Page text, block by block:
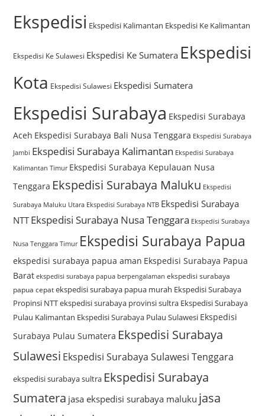
Ekspedisi Ekspedisi Kalimantan Ekspedisi Ke Kalimantan
Ekspedisi Ke Sulawesi Ekspedisi Ke Sumatera Ekspedisi
Kota Ekspedisi Sulawesi Ekspedisi Sumatera
Ekspedisi Surabaya Ekspedisi Surabaya
Aceh Ekspedisi Surabaya Bali Nusa Tenggara Ekspedisi Surabaya
Jambi Ekspedisi Surabaya Kalimantan Ekspedisi Surabaya
Kalimantan Timur Ekspedisi Surabaya Kepulauan Nusa
Tenggara Ekspedisi Surabaya Maluku Ekspedisi
Surabaya Maluku Utara Ekspedisi Surabaya NTB Ekspedisi Surabaya
NTTEkspedisi Surabaya Nusa Tenggara Ekspedisi Surabaya
Nusa Tenggara Timur Ekspedisi Surabaya Papua
ekspedisi surabaya papua aman Ekspedisi Surabaya Papua
Barat ekspedisi surabaya papua berpengalaman ekspedisi surabaya
papua cepat ekspedisi surabaya papua murah Ekspedisi Surabaya
Propinsi NTTekspedisi surabaya provinsi sultra Ekspedisi Surabaya
Pulau Kalimantan Ekspedisi Surabaya Pulau Sulawesi Ekspedisi
Surabaya Pulau Sumatera Ekspedisi Surabaya
Sulawesi Ekspedisi Surabaya Sulawesi Tenggara
ekspedisi surabaya sultra Ekspedisi Surabaya
Sumatera jasa ekspedisi surabaya maluku jasa